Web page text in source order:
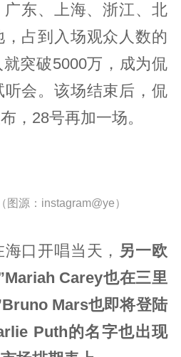
广东、上海、浙江、北
占到入场观众人数的
突破5000万，成为侃
会。该场结束后，侃
，28号再加一场。
图源：instagram@ye）
口开唱当天， 另一欧
Carey也在三里
Mars也即将登陆
Puth的名字也出现